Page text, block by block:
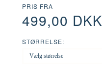
PRIS FRA
499,00 DKK
STØRRELSE: